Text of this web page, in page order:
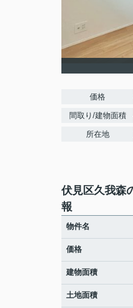
価格
間取り/建物面積
所在地
伏見区久我
報
物件名
価格
建物面積
土地面積